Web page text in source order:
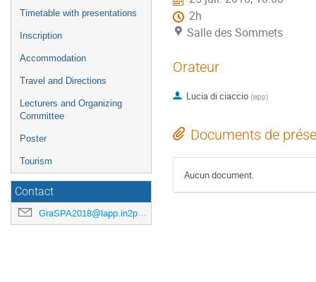
Timetable with presentations
Inscription
Accommodation
Travel and Directions
Lecturers and Organizing
Committee
Poster
Tourism
Contact
GraSPA2018@lapp.in2p3.fr
2h
Salle des Sommets
Orateur
Lucia di ciaccio (lapp)
Documents de
Aucun document.